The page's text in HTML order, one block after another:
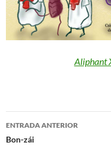
Aliphant
Navegación
de
ENTRADA ANTERIOR
Bon-zái